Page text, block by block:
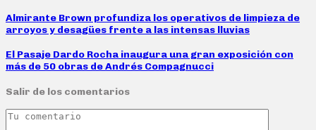
Almirante Brown profundiza los operativos de limpieza de
arroyos y desagües frente a las intensas lluvias
El Pasaje Dardo Rocha inaugura una gran exposición con
más de 50 obras de Andrés Compagnucci
Salir de los comentarios